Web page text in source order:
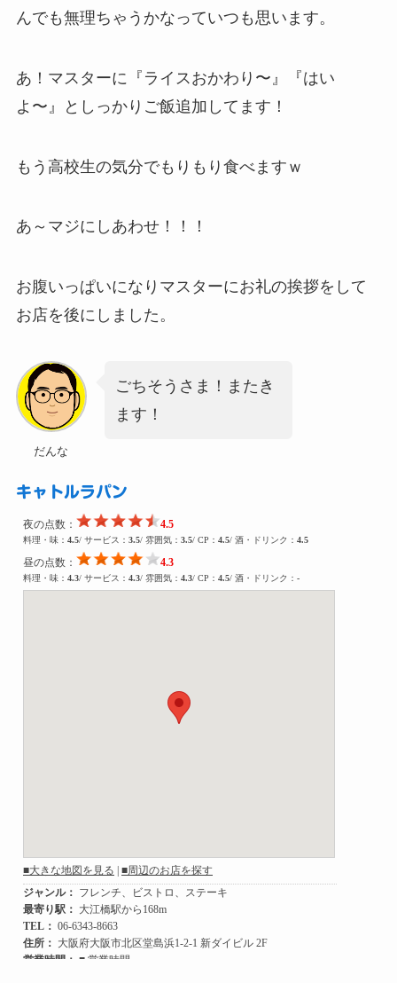
んでも無理ちゃうかなっていつも思います。
あ！マスターに『ライスおかわり〜』『はい
よ〜』としっかりご飯追加してます！
もう高校生の気分でもりもり食べますｗ
あ～マジにしあわせ！！！
お腹いっぱいになりマスターにお礼の挨拶をして
お店を後にしました。
だんな
ごちそうさま！またき
ます！
キャトルラパン